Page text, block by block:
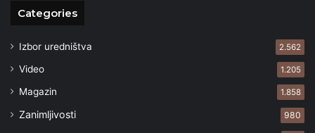
Categories
Izbor uredništva 2.562
Video 1.205
Magazin 1.858
Zanimljivosti 980